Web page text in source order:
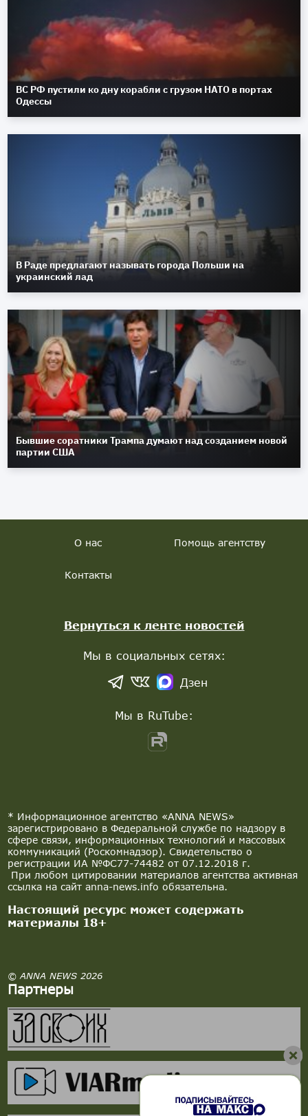
ВС РФ пустили ко дну корабли с грузом НАТО в портах
Одессы
В Раде предлагают называть города Польши на
украинский лад
Бывшие соратники Трампа думают над созданием новой
партии США
* Информационное агентство «ANNA NEWS»
зарегистрировано в Федеральной службе по надзору в
сфере связи, информационных технологий и массовых
коммуникаций (Роскомнадзор). Свидетельство о
регистрации ИА №ФС77-74482 от 07.12.2018 г.
При любом цитировании материалов агентства активная
ссылка на сайт anna-news.info обязательна.
Настоящий ресурс может содержать
материалы 18+
© ANNA NEWS 2026
Партнеры
О нас Помощь агентству
Контакты
Вернуться к ленте новостей
Мы в социальных сетях:
Дзен
Мы в RuTube: